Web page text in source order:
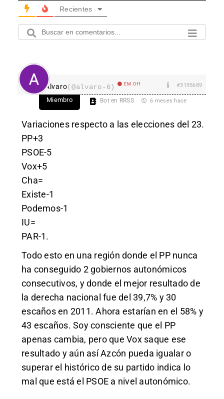
Recientes
Alvaro(@alvaro-6) EM Off #3195689
Miembro Bot en RRSS 6 meses hace
Variaciones respecto a las elecciones del 23.
PP+3
PSOE-5
Vox+5
Cha=
Existe-1
Podemos-1
IU=
PAR-1.
Todo esto en una región donde el PP nunca
ha conseguido 2 gobiernos autonómicos
consecutivos, y donde el mejor resultado de
la derecha nacional fue del 39,7% y 30
escaños en 2011. Ahora estarían en el 58% y
43 escaños. Soy consciente que el PP
apenas cambia, pero que Vox saque ese
resultado y aún así Azcón pueda igualar o
superar el histórico de su partido indica lo
mal que está el PSOE a nivel autonómico.